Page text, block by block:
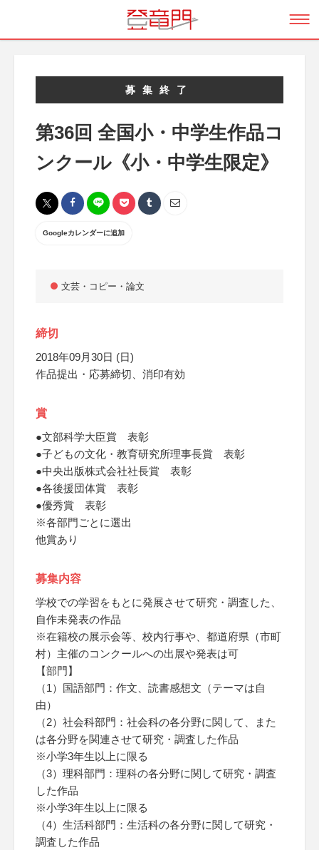
募集終了
第36回 全国小・中学生作品コ
ンクール《小・中学生限定》
Googleカレンダーに追加
文芸・コピー・論文
締切
2018年09月30日 (日)
作品提出・応募締切、消印有効
賞
●文部科学大臣賞 表彰
●子どもの文化・教育研究所理事長賞 表彰
●中央出版株式会社社長賞 表彰
●各後援団体賞 表彰
●優秀賞 表彰
※各部門ごとに選出
他賞あり
募集内容
学校での学習をもとに発展させて研究・調査した、
自作未発表の作品
※在籍校の展示会等、校内行事や、都道府県（市町
村）主催のコンクールへの出展や発表は可
【部門】
（1）国語部門：作文、読書感想文（テーマは自
由）
（2）社会科部門：社会科の各分野に関して、また
は各分野を関連させて研究・調査した作品
※小学3年生以上に限る
（3）理科部門：理科の各分野に関して研究・調査
した作品
※小学3年生以上に限る
（4）生活科部門：生活科の各分野に関して研究・
調査した作品